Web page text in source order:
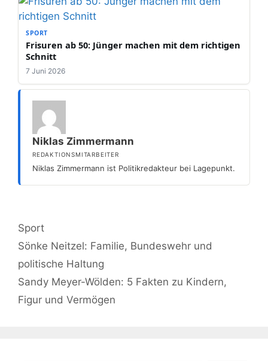
SPORT
Frisuren ab 50: Jünger machen mit dem richtigen
Schnitt
7 Juni 2026
Niklas Zimmermann
REDAKTIONSMITARBEITER
Niklas Zimmermann ist Politikredakteur bei Lagepunkt.
Kategorien
Sport
Sönke Neitzel: Familie, Bundeswehr und
politische Haltung
Sandy Meyer-Wölden: 5 Fakten zu Kindern,
Figur und Vermögen